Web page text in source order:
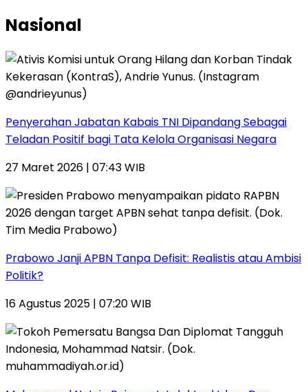
Nasional
Penyerahan Jabatan Kabais TNI Dipandang Sebagai
Teladan Positif bagi Tata Kelola Organisasi Negara
27 Maret 2026 | 07:43 WIB
Prabowo Janji APBN Tanpa Defisit: Realistis atau Ambisi
Politik?
16 Agustus 2025 | 07:20 WIB